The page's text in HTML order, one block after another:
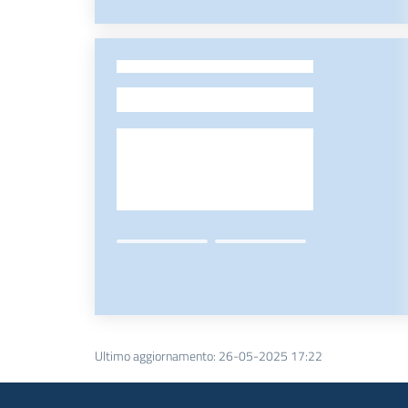
-
Ultimo aggiornamento: 26-05-2025 17:22